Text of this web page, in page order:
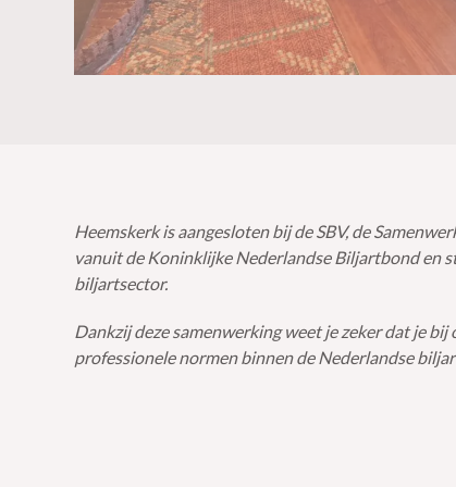
Heemskerk is aangesloten bij de SBV, de
vanuit de Koninklijke Nederlandse Biljartbond en
biljartsector.
Dankzij deze samenwerking weet je zeker dat je
professionele normen binnen de Nederlandse